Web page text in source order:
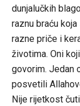
dunjalučkih
raznu braću
razne priče i
životima. Oni
govorim. Jedan
posvetili
Nije rijetkost